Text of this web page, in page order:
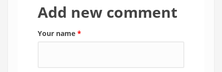
Add new comment
Your name *